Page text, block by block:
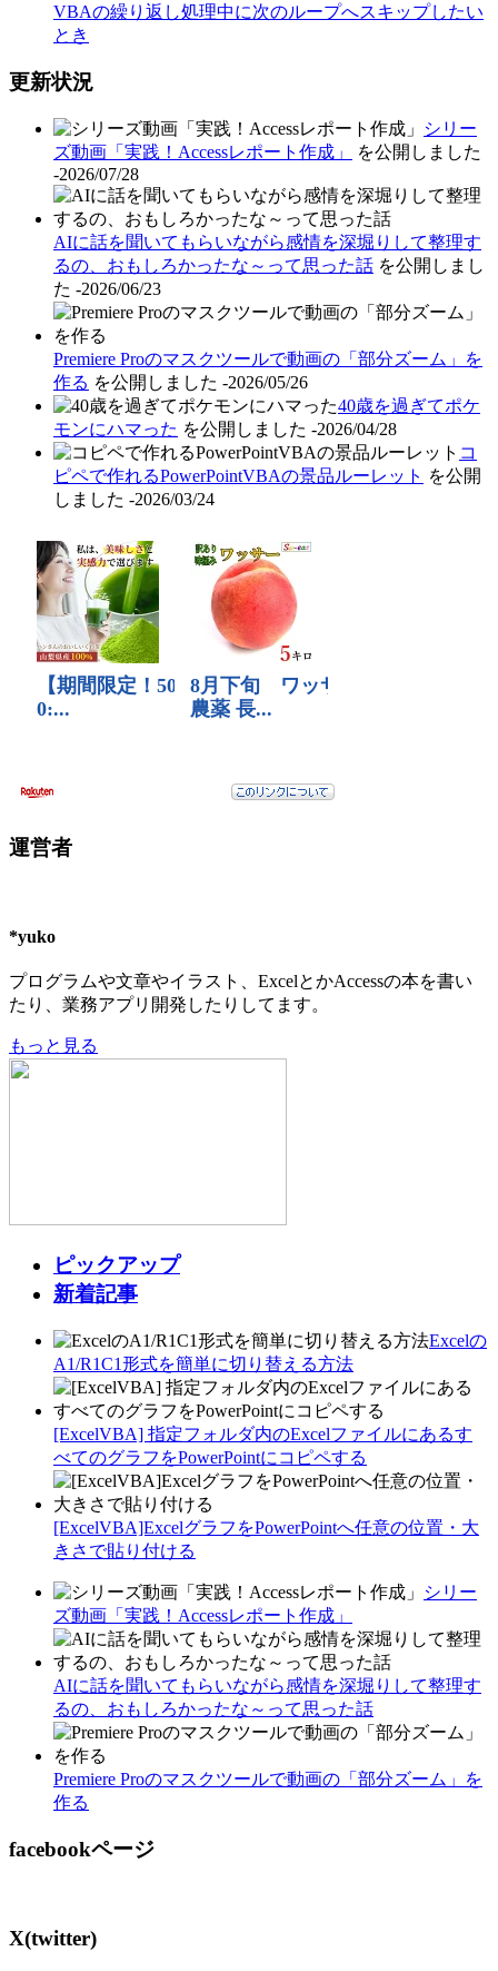
VBAの繰り返し処理中に次のループへスキップしたい
とき
更新状況
シリー
ズ動画「実践！Accessレポート作成」
を公開しました
-2026/07/28
AIに話を聞いてもらいながら感情を深堀りして整理す
るの、おもしろかったな～って思った話 を公開しまし
た -2026/06/23
Premiere Proのマスクツールで動画の「部分ズーム」を
作る を公開しました -2026/05/26
40歳を過ぎてポケ
モンにハマった を公開しました -2026/04/28
コ
ピペで作れるPowerPointVBAの景品ルーレット を公開
しました -2026/03/24
運営者
*yuko
プログラムや文章やイラスト、ExcelとかAccessの本を書い
たり、業務アプリ開発したりしてます。
もっと見る
ピックアップ
新着記事
Excelの
A1/R1C1形式を簡単に切り替える方法
[ExcelVBA] 指定フォルダ内のExcelファイルにあるす
べてのグラフをPowerPointにコピペする
[ExcelVBA]ExcelグラフをPowerPointへ任意の位置・大
きさで貼り付ける
シリー
ズ動画「実践！Accessレポート作成」
AIに話を聞いてもらいながら感情を深堀りして整理す
るの、おもしろかったな～って思った話
Premiere Proのマスクツールで動画の「部分ズーム」を
作る
facebookページ
X(twitter)